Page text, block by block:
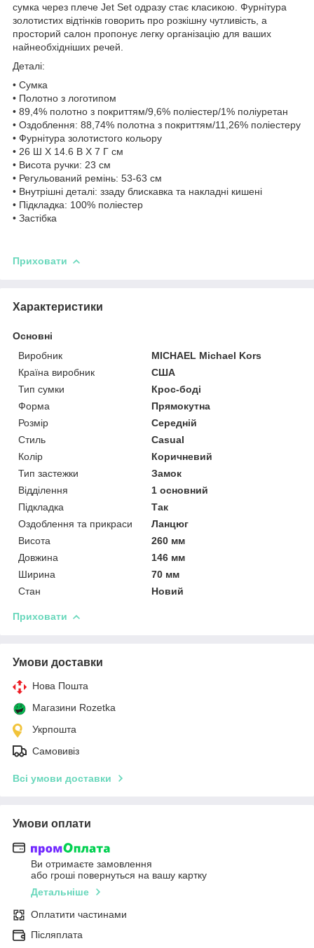
сумка через плече Jet Set одразу стає класикою. Фурнітура
золотистих відтінків говорить про розкішну чутливість, а
просторий салон пропонує легку організацію для ваших
найнеобхідніших речей.
Деталі:
• Сумка
• Полотно з логотипом
• 89,4% полотно з покриттям/9,6% поліестер/1% поліуретан
• Оздоблення: 88,74% полотна з покриттям/11,26% поліестеру
• Фурнітура золотистого кольору
• 26 Ш X 14.6 В X 7 Г см
• Висота ручки: 23 см
• Регульований ремінь: 53-63 см
• Внутрішні деталі: ззаду блискавка та накладні кишені
• Підкладка: 100% поліестер
• Застібка
Приховати
Характеристики
Основні
Виробник
MICHAEL Michael Kors
Країна виробник
США
Тип сумки
Крос-боді
Форма
Прямокутна
Розмір
Середній
Стиль
Casual
Колір
Коричневий
Тип застежки
Замок
Відділення
1 основний
Підкладка
Так
Оздоблення та прикраси
Ланцюг
Висота
260 мм
Довжина
146 мм
Ширина
70 мм
Стан
Новий
Приховати
Умови доставки
Нова Пошта
Магазини Rozetka
Укрпошта
Самовивіз
Всі умови доставки
Умови оплати
Ви отримаєте замовлення
або гроші повернуться на вашу картку
Детальніше
Оплатити частинами
Післяплата